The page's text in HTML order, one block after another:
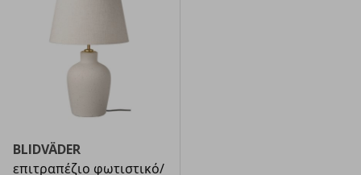
BLIDVÄDER
επιτραπέζιο φωτιστικό/